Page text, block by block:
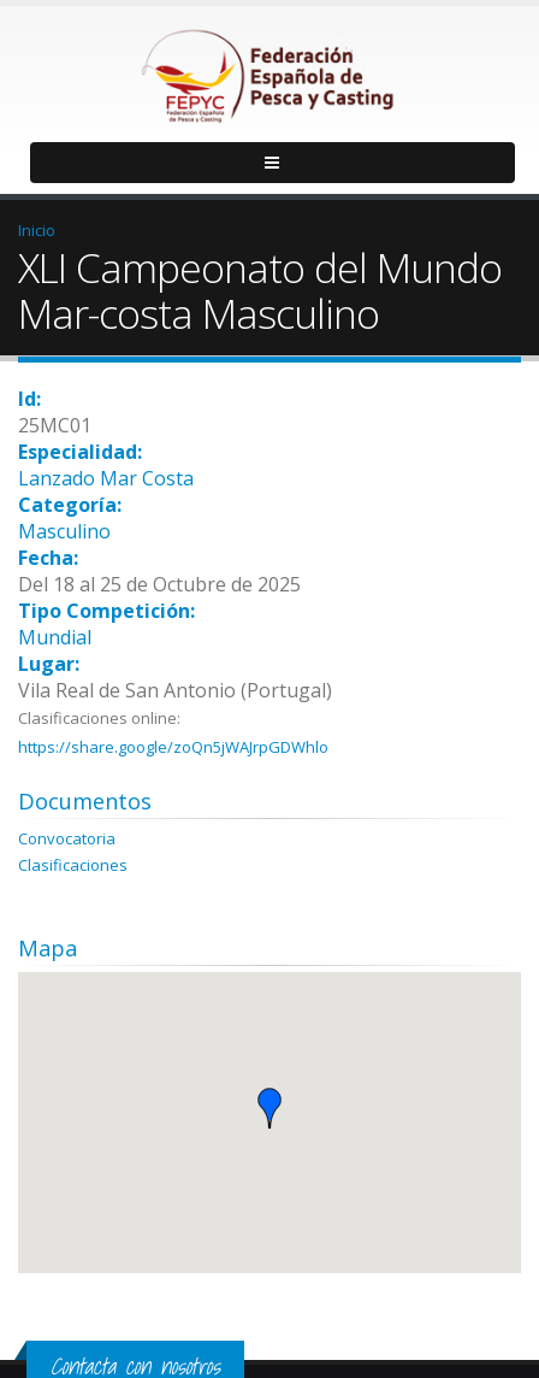
Inicio
XLI Campeonato del Mundo
Mar-costa Masculino
Id:
25MC01
Especialidad:
Lanzado Mar Costa
Categoría:
Masculino
Fecha:
Del 18 al 25 de Octubre de 2025
Tipo Competición:
Mundial
Lugar:
Vila Real de San Antonio (Portugal)
Clasificaciones online:
https://share.google/zoQn5jWAJrpGDWhlo
Documentos
Convocatoria
Clasificaciones
Mapa
Contacta con nosotros